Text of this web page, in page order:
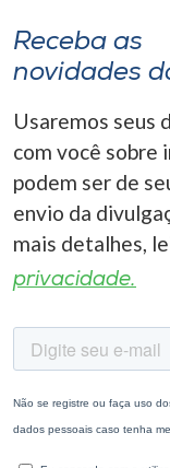
Receba as
novidades
Usaremos seus
com você sobre
podem ser de
envio da
mais detalhes,
privacidade.